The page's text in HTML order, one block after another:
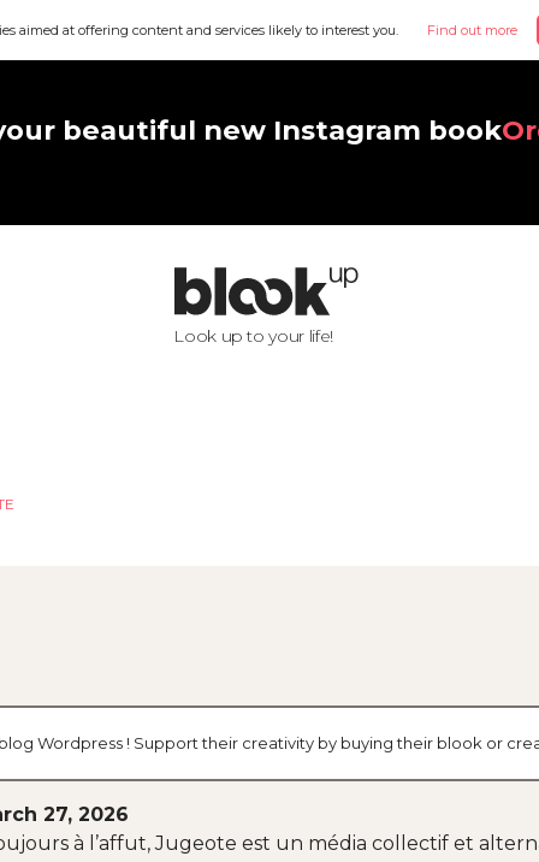
aimed at offering content and services likely to interest you. Find out more
beautiful new Instagram book
Look up to your life!
Wordpress ! Support their creativity by buying their blook or
27, 2026
à l’affut, Jugeote est un média collectif et